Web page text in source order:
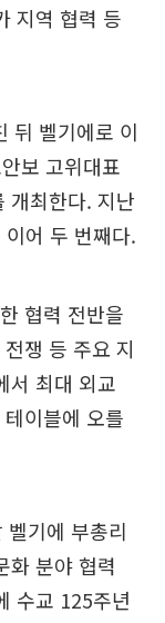
지역 협력 등
뒤 벨기에로 이
보 고위대표
개최한다. 지난
어 두 번째다.
협력 전반을
쟁 등 주요 지
서 최대 외교
이블에 오를
기에 부총리
화 분야 협력
수교 125주년